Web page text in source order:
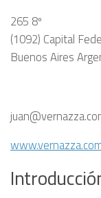
265 8º
(1092) Capital
Buenos Aires